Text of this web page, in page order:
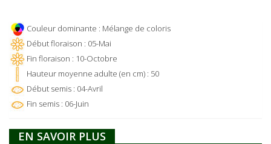
Couleur dominante : Mélange de coloris
Début floraison : 05-Mai
Fin floraison : 10-Octobre
Hauteur moyenne adulte (en cm) : 50
Début semis : 04-Avril
Fin semis : 06-Juin
EN SAVOIR PLUS